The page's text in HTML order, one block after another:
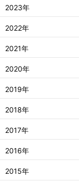
2023年
2022年
2021年
2020年
2019年
2018年
2017年
2016年
2015年